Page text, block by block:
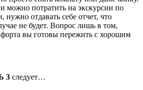
можно потратить на экскурсии по
нужно отдавать себе отчет, что
не будет. Вопрос лишь в том,
вы готовы пережить с хорошим
3 следует…